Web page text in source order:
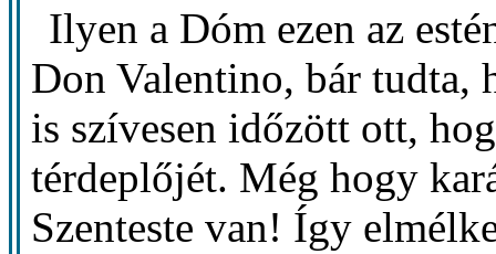
Ilyen a Dóm ezen az
Don Valentino, bár tudta,
is szívesen időzött ott,
térdeplőjét. Még hogy
Szenteste van! Így